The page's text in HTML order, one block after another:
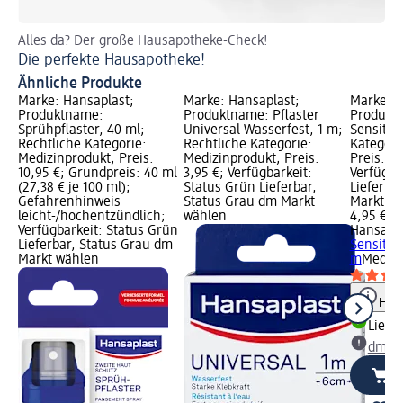
Alles da? Der große Hausapotheke-Check!
Die perfekte Hausapotheke!
Ähnliche Produkte
Marke: Hansaplast;
Produktname:
Sprühpflaster, 40 ml;
Rechtliche Kategorie:
Medizinprodukt; Preis:
10,95 €; Grundpreis: 40 ml
(27,38 € je 100 ml);
Gefahrenhinweis
leicht-/hochentzündlich;
Verfügbarkeit: Status Grün
Lieferbar, Status Grau dm
Markt wählen
Marke: Hansaplast;
Produktname: Pflaster
Universal Wasserfest, 1 m;
Rechtliche Kategorie:
Medizinprodukt; Preis:
3,95 €; Verfügbarkeit:
Status Grün Lieferbar,
Status Grau dm Markt
wählen
Marke:
Preis:
Markt
4,95 €
m
dm